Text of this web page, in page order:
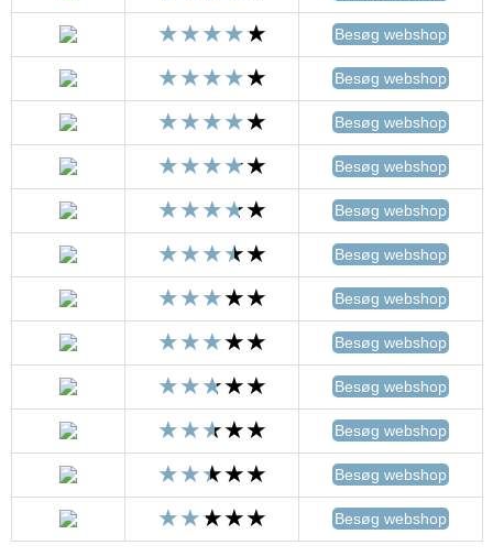
Besøg webshop
Besøg webshop
Besøg webshop
Besøg webshop
Besøg webshop
Besøg webshop
Besøg webshop
Besøg webshop
Besøg webshop
Besøg webshop
Besøg webshop
Besøg webshop